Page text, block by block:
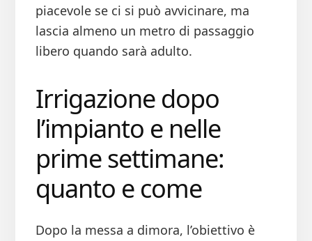
piacevole se ci si può avvicinare, ma
lascia almeno un metro di passaggio
libero quando sarà adulto.
Irrigazione dopo
l’impianto e nelle
prime settimane:
quanto e come
Dopo la messa a dimora, l’obiettivo è